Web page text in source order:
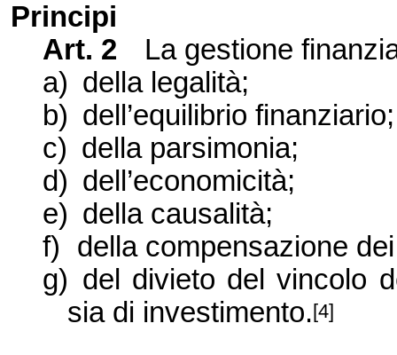
Principi
Art. 2
La gestione
a) della legalità;
b) dell’equilibrio finanziario;
c) della parsimonia;
d) dell’economicità;
e) della causalità;
f)
della compensazione
g) del divieto del vincolo
sia di investimento.[4]